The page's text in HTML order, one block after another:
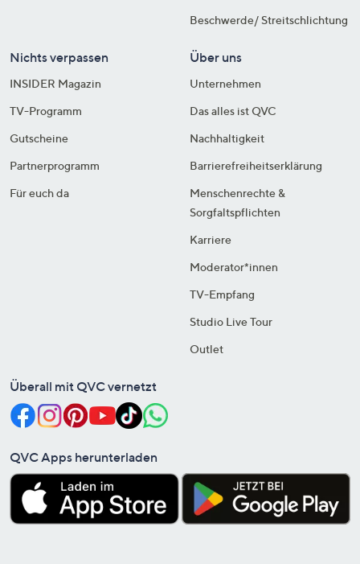
Beschwerde/ Streitschlichtung
Nichts verpassen
INSIDER Magazin
TV-Programm
Gutscheine
Partnerprogramm
Für euch da
Über uns
Unternehmen
Das alles ist QVC
Nachhaltigkeit
Barrierefreiheitserklärung
Menschenrechte &
Sorgfaltspflichten
Karriere
Moderator*innen
TV-Empfang
Studio Live Tour
Outlet
Überall mit QVC vernetzt
QVC Apps herunterladen